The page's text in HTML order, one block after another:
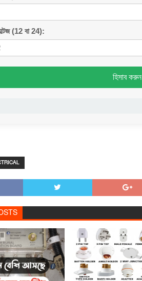
(12 বা 24):
হিসাব করুন